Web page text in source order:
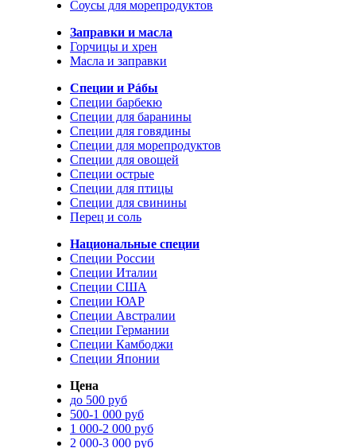
Соусы для морепродуктов
Заправки и масла
Горчицы и хрен
Масла и заправки
Специи и Рáбы
Специи барбекю
Специи для баранины
Специи для говядины
Специи для морепродуктов
Специи для овощей
Специи острые
Специи для птицы
Специи для свинины
Перец и соль
Национальные специи
Специи России
Специи Италии
Специи США
Специи ЮАР
Специи Австралии
Специи Германии
Специи Камбоджи
Специи Японии
Цена
до 500 руб
500-1 000 руб
1 000-2 000 руб
2 000-3 000 руб